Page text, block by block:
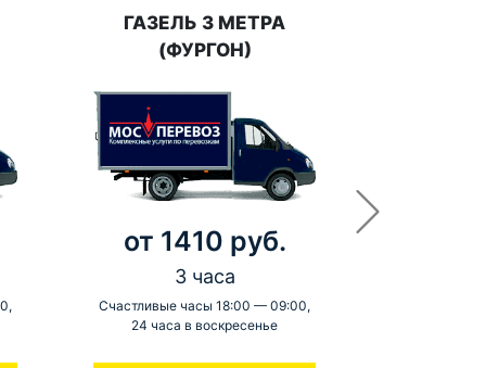
ГАЗЕЛЬ 3 МЕТРА
(ФУРГОН)
от 1410 руб.
3 часа
Счастливые часы 18:00 — 09:00,
24 часа в воскресенье
-